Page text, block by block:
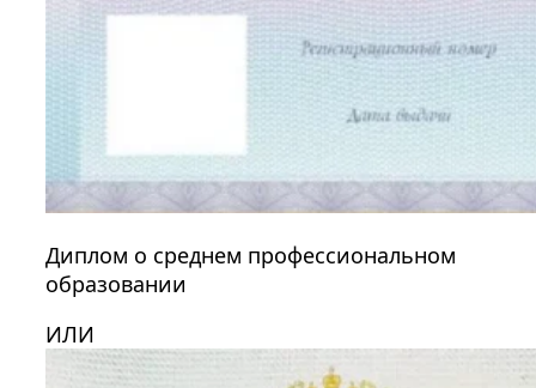
Диплом о среднем профессиональном
образовании
ИЛИ